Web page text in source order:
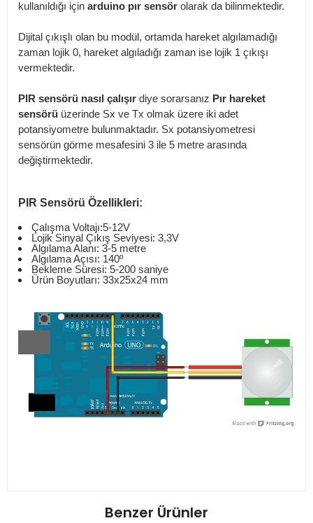
kullanıldığı için arduino pır sensör olarak da bilinmektedir.
Dijital çıkışlı olan bu modül, ortamda hareket algılamadığı
zaman lojik 0, hareket algıladığı zaman ise lojik 1 çıkışı
vermektedir.
PIR sensörü nasıl çalışır diye sorarsanız Pır hareket
sensörü üzerinde Sx ve Tx olmak üzere iki adet
potansiyometre bulunmaktadır. Sx potansiyometresi
sensörün görme mesafesini 3 ile 5 metre arasında
değiştirmektedir.
PIR Sensörü Özellikleri:
Çalışma Voltajı:5-12V
Lojik Sinyal Çıkış Seviyesi: 3,3V
Algılama Alanı: 3-5 metre
Algılama Açısı: 140º
Bekleme Süresi: 5-200 saniye
Ürün Boyutları: 33x25x24 mm
Benzer Ürünler